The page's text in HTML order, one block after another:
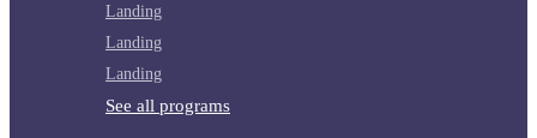
Landing
Landing
Landing
See all programs